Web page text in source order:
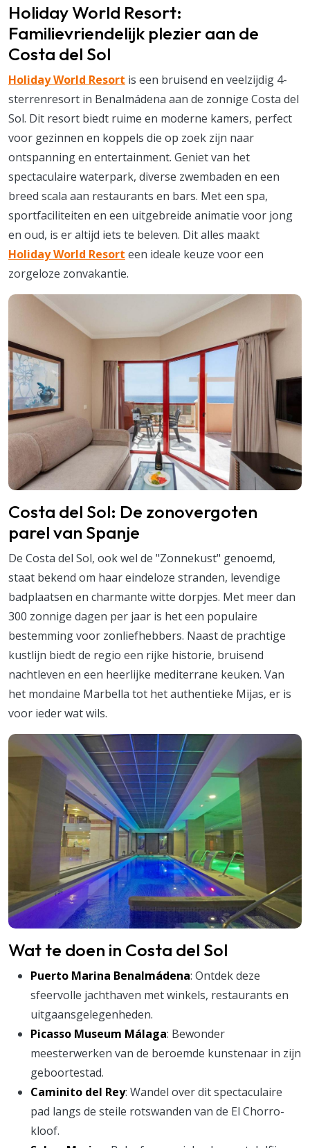
Holiday World Resort:
Familievriendelijk plezier aan de
Costa del Sol
Holiday World Resort is een bruisend en veelzijdig 4-
sterrenresort in Benalmádena aan de zonnige Costa del
Sol. Dit resort biedt ruime en moderne kamers, perfect
voor gezinnen en koppels die op zoek zijn naar
ontspanning en entertainment. Geniet van het
spectaculaire waterpark, diverse zwembaden en een
breed scala aan restaurants en bars. Met een spa,
sportfaciliteiten en een uitgebreide animatie voor jong
en oud, is er altijd iets te beleven. Dit alles maakt
Holiday World Resort een ideale keuze voor een
zorgeloze zonvakantie.
Costa del Sol: De zonovergoten
parel van Spanje
De Costa del Sol, ook wel de "Zonnekust" genoemd,
staat bekend om haar eindeloze stranden, levendige
badplaatsen en charmante witte dorpjes. Met meer dan
300 zonnige dagen per jaar is het een populaire
bestemming voor zonliefhebbers. Naast de prachtige
kustlijn biedt de regio een rijke historie, bruisend
nachtleven en een heerlijke mediterrane keuken. Van
het mondaine Marbella tot het authentieke Mijas, er is
voor ieder wat wils.
Wat te doen in Costa del Sol
Puerto Marina Benalmádena: Ontdek deze
sfeervolle jachthaven met winkels, restaurants en
uitgaansgelegenheden.
Picasso Museum Málaga: Bewonder
meesterwerken van de beroemde kunstenaar in zijn
geboortestad.
Caminito del Rey: Wandel over dit spectaculaire
pad langs de steile rotswanden van de El Chorro-
kloof.